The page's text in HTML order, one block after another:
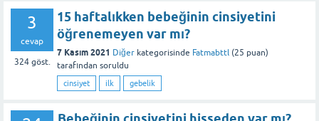
3
cevap
324göst.
15 haftalıkken bebeğinin cinsiyetini
öğrenemeyen var mı?
7 Kasım 2021 Diğer kategorisinde Fatmabttl (25 puan)
tarafından soruldu
cinsiyet ilk gebelik